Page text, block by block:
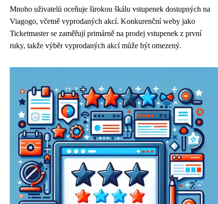
Mnoho uživatelů oceňuje širokou škálu vstupenek dostupných na
Viagogo, včetně vyprodaných akcí. Konkurenční weby jako
Ticketmaster se zaměřují primárně na prodej vstupenek z první
ruky, takže výběr vyprodaných akcí může být omezený.